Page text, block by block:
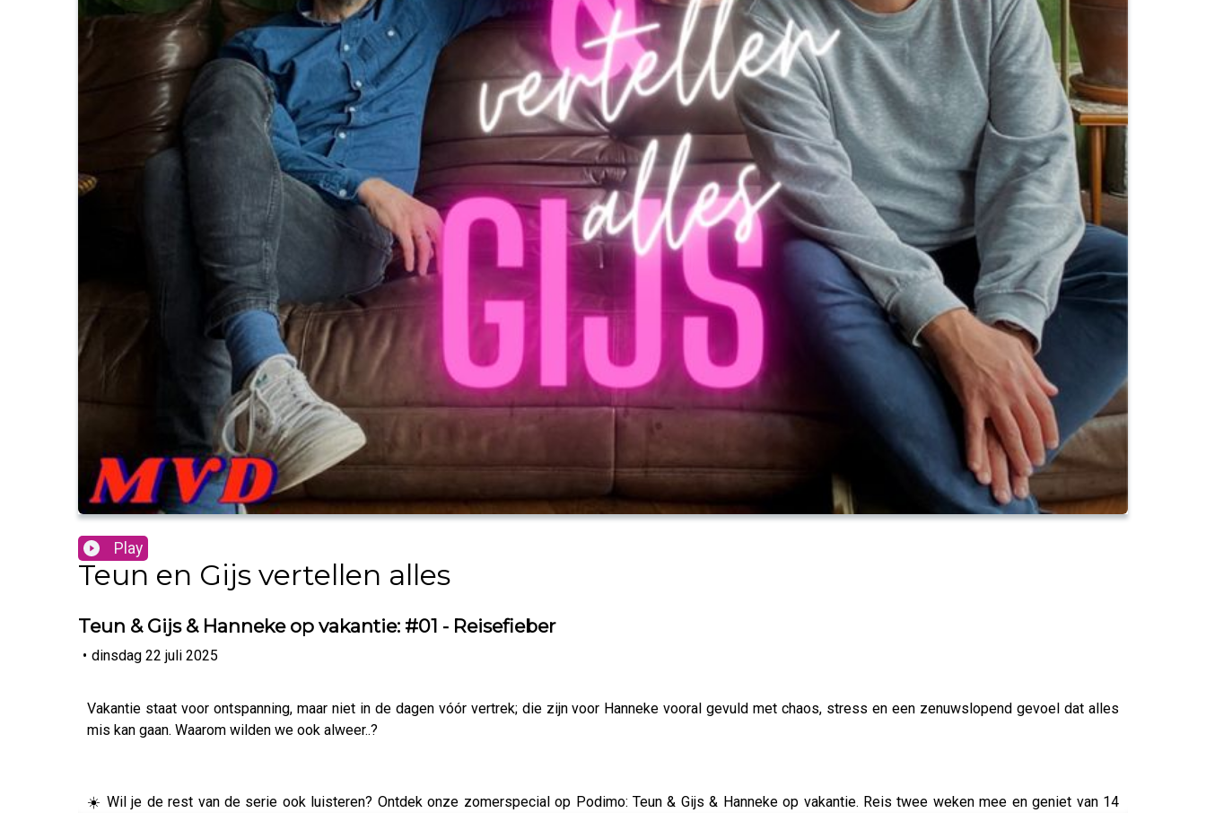
Play
Teun en Gijs vertellen alles
Teun & Gijs & Hanneke op vakantie: #01 - Reisefieber
• dinsdag 22 juli 2025
Vakantie staat voor ontspanning, maar niet in de dagen vóór vertrek; die zijn voor Hanneke vooral gevuld met chaos, stress en een zenuwslopend gevoel dat alles
mis kan gaan. Waarom wilden we ook alweer..?
☀️ Wil je de rest van de serie ook luisteren? Ontdek onze zomerspecial op Podimo: Teun & Gijs & Hanneke op vakantie. Reis twee weken mee en geniet van 14